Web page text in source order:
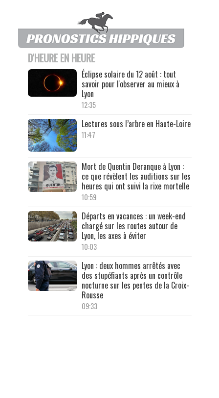
D'HEURE EN HEURE
Éclipse solaire du 12 août : tout
savoir pour l'observer au mieux à
Lyon
12:35
Lectures sous l’arbre en Haute-Loire
11:47
Mort de Quentin Deranque à Lyon :
ce que révèlent les auditions sur les
heures qui ont suivi la rixe mortelle
10:59
Départs en vacances : un week-end
chargé sur les routes autour de
Lyon, les axes à éviter
10:03
Lyon : deux hommes arrêtés avec
des stupéfiants après un contrôle
nocturne sur les pentes de la Croix-
Rousse
09:33